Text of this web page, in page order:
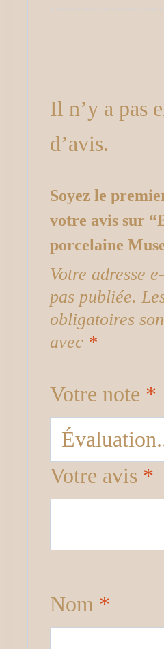
Il n’y a pas
d’avis.
Soyez le
votre avis sur
porcelaine
Votre adresse
pas publiée.
obligatoires
avec *
Votre note *
Votre avis *
Nom *